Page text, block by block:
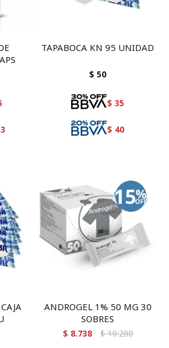
TAPABOCA KN 95 UNIDAD
$ 50
$ 35
$ 40
ANDROGEL 1% 50 MG 30
SOBRES
$ 8.738 $ 10.280